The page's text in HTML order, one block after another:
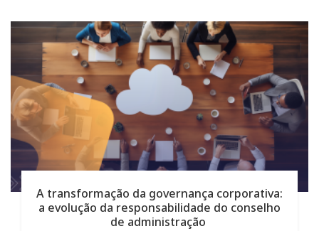
A transformação da governança corporativa:
a evolução da responsabilidade do conselho
de administração